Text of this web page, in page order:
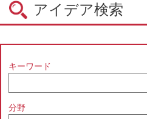
アイデア検索
キーワード
分野